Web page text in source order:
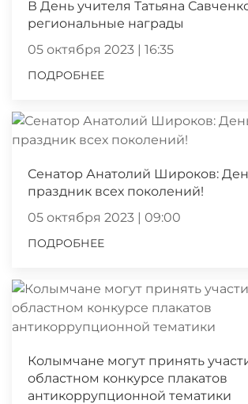
В День учителя Татьяна
региональные награды
05 октября 2023 | 16:35
ПОДРОБНЕЕ
Сенатор Анатолий Широков:
праздник всех поколений!
05 октября 2023 | 09:00
ПОДРОБНЕЕ
Колымчане могут принять
областном конкурсе плакатов
антикоррупционной тематики